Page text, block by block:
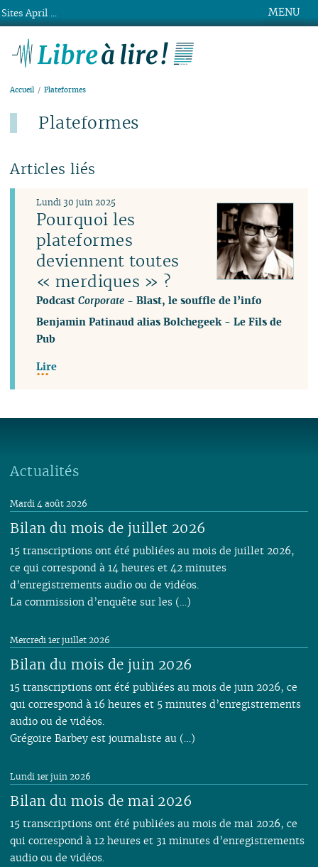
MENU
Accueil Plateformes
Plateformes
Articles liés
Pourquoi les
plateformes
deviennent toutes
« merdiques » ?
PodcastCorporate - Blast, le souffle de l’info
Lundi 30 juin 2025
Benjamin Patinaud alias Bolchegeek-Le Fils de
Pub
Lire
Actualités
Bilan du mois de juillet 2026
Mardi 4 août 2026
15 transcriptions ont été publiées au mois de juillet 2026,
ce qui correspond à 14 heures et 42 minutes
d’enregistrements audio ou de vidéos.
La commission d’enquête sur les (…)
Bilan du mois de juin 2026
Mercredi 1er juillet 2026
15 transcriptions ont été publiées au mois de juin 2026, ce
qui correspond à 16 heures et 5 minutes d’enregistrements
audio ou de vidéos.
Grégoire Barbey est journaliste au (…)
Bilan du mois de mai 2026
Lundi 1er juin 2026
15 transcriptions ont été publiées au mois de mai 2026, ce
qui correspond à 12 heures et 31 minutes d’enregistrements
audio ou de vidéos.
Sites April ...